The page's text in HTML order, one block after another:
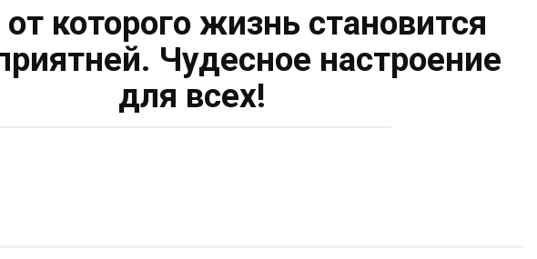
которого жизнь становится
Чудесное настроение
для всех!